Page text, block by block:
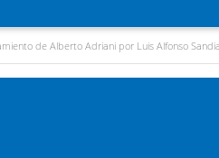
Adriani por Luis Alfonso Sandia Rondón